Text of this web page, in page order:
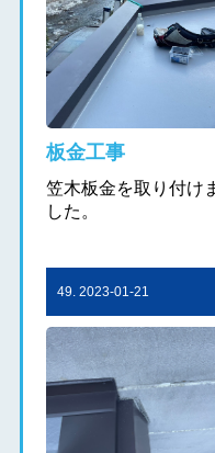
板金工事
笠木板金を取り付け
した。
49. 2023-01-21